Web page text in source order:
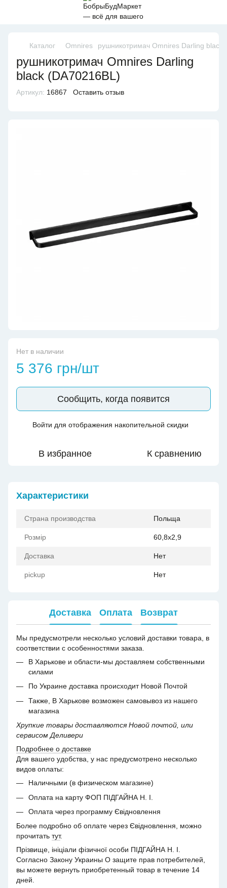
Каталог Omnires рушникотримач Omnires Darling black
рушникотримач Omnires Darling
black (DA70216BL)
Артикул: 16867 Оставить отзыв
Нет в наличии
5 376 грн/шт
Сообщить, когда появится
Войти для отображения накопительной скидки
В избранное К сравнению
Характеристики
Страна производства Польща
Розмір 60,8x2,9
Доставка Нет
pickup Нет
Доставка Оплата Возврат
Мы предусмотрели несколько условий доставки товара, в
соответствии с особенностями заказа.
В Харькове и области-мы доставляем собственными
силами
По Украине доставка происходит Новой Почтой
Также, В Харькове возможен самовывоз из нашего
магазина
Хрупкие товары доставляются Новой почтой, или
сервисом Деливери
Подробнее о доставке
Для вашего удобства, у нас предусмотрено несколько
видов оплаты:
Наличными (в физическом магазине)
Оплата на карту ФОП ПІДГАЙНА Н. І.
Оплата через программу Євідновлення
Более подробно об оплате через Євідновлення, можно
прочитать тут.
Прізвище, ініціали фізичної особи ПІДГАЙНА Н. І.
Согласно Закону Украины О защите прав потребителей,
вы можете вернуть приобретенный товар в течение 14
дней.